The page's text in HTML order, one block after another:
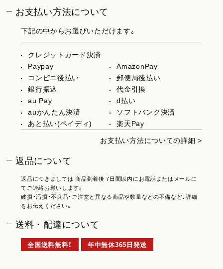
お支払い方法について
下記の中からお選びいただけます。
クレジットカード決済
Paypay
AmazonPay
コンビニ後払い
郵便局後払い
銀行振込
代金引換
au Pay
d払い
auかんたん決済
ソフトバンク決済
あと払い(ペイディ)
楽天Pay
お支払い方法についての詳細 >
返品について
返品につきましては 商品到着後 7日間以内にお電話またはメールに
てご連絡お願いします。
破損・汚損・不良品・ご注文と異なる商品や数量などの不備など、詳細
をお伝えください。
送料・配達について
全国送料無料！ 年中無休365日発送